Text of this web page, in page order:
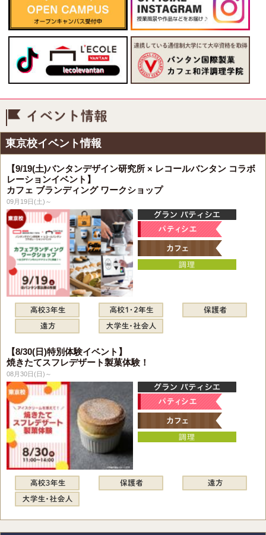
東京校イベント情報
【9/19(土)バンタンデザイン研究所 × レコールバンタン コラボ
レーションイベント】
カフェ ブランディング ワークショップ
09月19日(土)～
【8/30(日)特別体験イベント】
焼きたてスフレデザート製菓体験！
08月30日(日)～